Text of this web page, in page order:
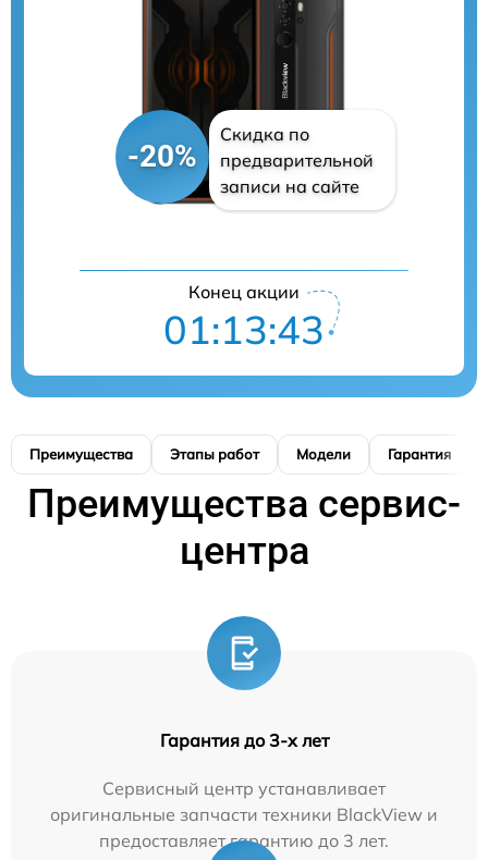
-20%
Скидка по
предварительной
записи на сайте
Конец акции
01:13:42
Преимущества Этапы работ Модели Гарантия
Преимущества сервис-
центра
Гарантия до 3-х лет
Сервисный центр устанавливает
оригинальные запчасти техники BlackView и
предоставляет гарантию до 3 лет.